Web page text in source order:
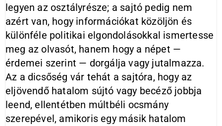
legyen az osztályrésze; a sajtó pedig nem
azért van, hogy információkat közöljön és
különféle politikai elgondolásokkal ismertesse
meg az olvasót, hanem hogy a népet —
érdemei szerint — dorgálja vagy jutalmazza.
Az a dicsőség vár tehát a sajtóra, hogy az
eljövendő hatalom sújtó vagy becéző jobbja
leend, ellentétben múltbéli ocsmány
szerepével, amikoris egy másik hatalom